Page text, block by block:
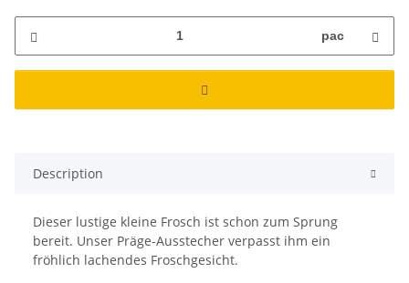
pac
Description
Dieser lustige kleine Frosch ist schon zum Sprung
bereit. Unser Präge-Ausstecher verpasst ihm ein
fröhlich lachendes Froschgesicht.